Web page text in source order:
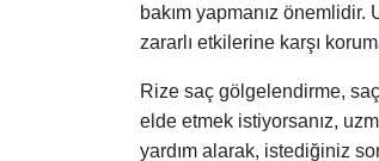
bakım yapmanız
zararlı etkilerine karşı
Rize saç gölgelendirme,
elde etmek istiyorsanız,
yardım alarak, istediğiniz